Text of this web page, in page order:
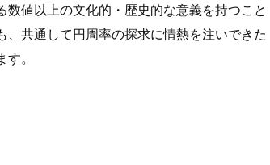
値以上の文化的・歴史的な意義を持つこと
共通して円周率の探求に情熱を注いできた
。